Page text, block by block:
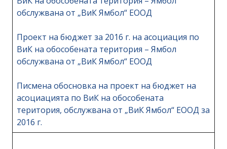
обслужвана от „ВиК Ямбол“ ЕООД
Проект на бюджет за 2016 г. на асоциация по
ВиК на обособената територия – Ямбол
обслужвана от „ВиК Ямбол“ ЕООД
Писмена обосновка на проект на бюджет на
асоциацията по ВиК на обособената
територия, обслужвана от „ВиК Ямбол“ ЕООД за
2016 г.